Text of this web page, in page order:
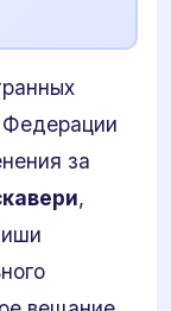
Федерации
за
,